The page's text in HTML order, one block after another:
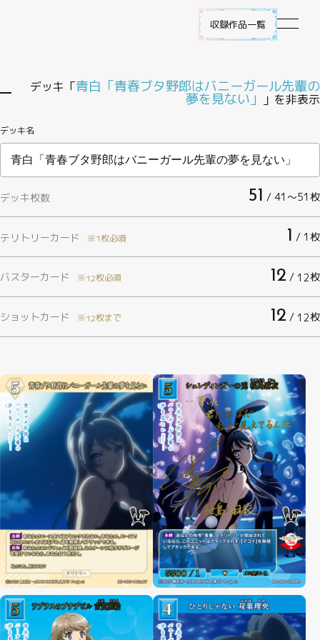
収録作品一覧
作品ラインナップ
遊び方
商品情報
カード検索・デッキ構築
デッキ検索
大会・イベント
おすすめデッキ
取扱店舗一覧
デッキ「青白「青春ブタ野郎はバニーガール先輩の
夢を見ない」 」を非表示
デッキ名
デッキ枚数 51 / 41〜51枚
テリトリーカード ※1枚必須 1 / 1枚
バスターカード ※12枚必須 12 / 12枚
ショットカード ※12枚まで 12 / 12枚